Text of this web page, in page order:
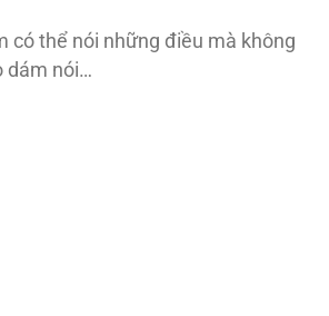
có thể nói những điều mà không
dám nói…